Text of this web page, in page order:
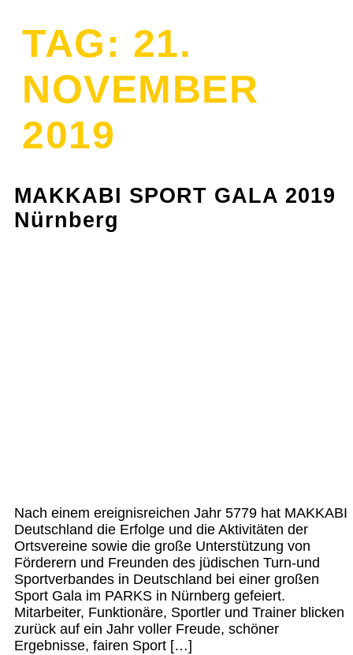
TAG: 21.
NOVEMBER
2019
MAKKABI SPORT GALA 2019
Nürnberg
Nach einem ereignisreichen Jahr 5779 hat MAKKABI
Deutschland die Erfolge und die Aktivitäten der
Ortsvereine sowie die große Unterstützung von
Förderern und Freunden des jüdischen Turn-und
Sportverbandes in Deutschland bei einer großen
Sport Gala im PARKS in Nürnberg gefeiert.
Mitarbeiter, Funktionäre, Sportler und Trainer blicken
zurück auf ein Jahr voller Freude, schöner
Ergebnisse, fairen Sport […]